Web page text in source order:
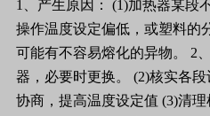
1、产生原因： (1)加热器某段
操作温度设定偏低，或塑料的
可能有不容易熔化的异物。 2
器，必要时更换。 (2)核实各
协商，提高温度设定值 (3)清